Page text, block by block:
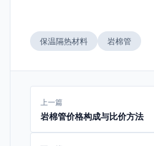
保温隔热材料 岩棉管
上一篇
岩棉管价格构成与比价方法